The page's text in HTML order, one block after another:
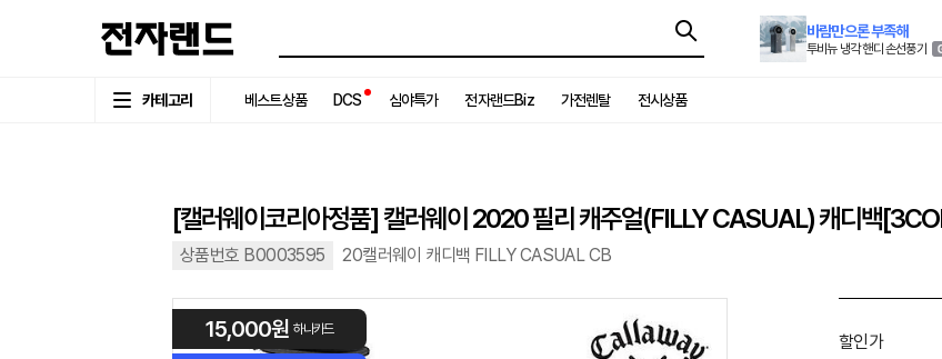
바람만으론 부족해
투비뉴 냉각 핸디 손선풍기
카테고리 베스트상품 DCS 심야특가 전자랜드Biz 가전렌탈 전시상품
[캘러웨이코리아정품] 캘러웨이 2020 필리 캐주얼(FILLY CASUAL) 캐디백
상품번호 B0003595 20캘러웨이 캐디백 FILLY CASUAL CB
15,000원 하나카드
할인가